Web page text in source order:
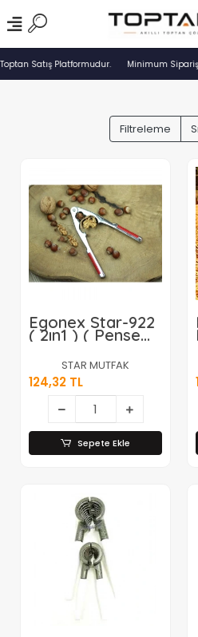
Satış Platformudur. Minimum Sipariş
Filtreleme
Egonex Star-922
( 2ın1 ) ( Pense
Tipi ) Fındık &
Ceviz Kıracak*50
STAR MUTFAK
124,32 TL
Sepete Ekle